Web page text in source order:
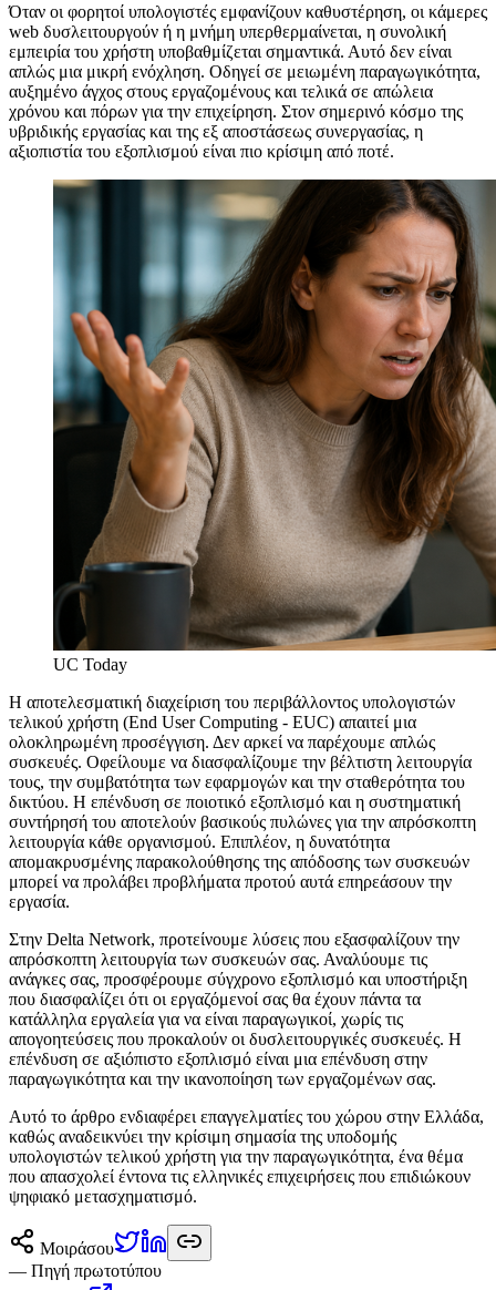
Όταν οι φορητοί υπολογιστές εμφανίζουν καθυστέρηση, οι κάμερες
web δυσλειτουργούν ή η μνήμη υπερθερμαίνεται, η συνολική
εμπειρία του χρήστη υποβαθμίζεται σημαντικά. Αυτό δεν είναι
απλώς μια μικρή ενόχληση. Οδηγεί σε μειωμένη παραγωγικότητα,
αυξημένο άγχος στους εργαζομένους και τελικά σε απώλεια
χρόνου και πόρων για την επιχείρηση. Στον σημερινό κόσμο της
υβριδικής εργασίας και της εξ αποστάσεως συνεργασίας, η
αξιοπιστία του εξοπλισμού είναι πιο κρίσιμη από ποτέ.
UC Today
Η αποτελεσματική διαχείριση του περιβάλλοντος υπολογιστών
τελικού χρήστη (End User Computing - EUC) απαιτεί μια
ολοκληρωμένη προσέγγιση. Δεν αρκεί να παρέχουμε απλώς
συσκευές. Οφείλουμε να διασφαλίζουμε την βέλτιστη λειτουργία
τους, την συμβατότητα των εφαρμογών και την σταθερότητα του
δικτύου. Η επένδυση σε ποιοτικό εξοπλισμό και η συστηματική
συντήρησή του αποτελούν βασικούς πυλώνες για την απρόσκοπτη
λειτουργία κάθε οργανισμού. Επιπλέον, η δυνατότητα
απομακρυσμένης παρακολούθησης της απόδοσης των συσκευών
μπορεί να προλάβει προβλήματα προτού αυτά επηρεάσουν την
εργασία.
Στην Delta Network, προτείνουμε λύσεις που εξασφαλίζουν την
απρόσκοπτη λειτουργία των συσκευών σας. Αναλύουμε τις
ανάγκες σας, προσφέρουμε σύγχρονο εξοπλισμό και υποστήριξη
που διασφαλίζει ότι οι εργαζόμενοί σας θα έχουν πάντα τα
κατάλληλα εργαλεία για να είναι παραγωγικοί, χωρίς τις
απογοητεύσεις που προκαλούν οι δυσλειτουργικές συσκευές. Η
επένδυση σε αξιόπιστο εξοπλισμό είναι μια επένδυση στην
παραγωγικότητα και την ικανοποίηση των εργαζομένων σας.
Αυτό το άρθρο ενδιαφέρει επαγγελματίες του χώρου στην Ελλάδα,
καθώς αναδεικνύει την κρίσιμη σημασία της υποδομής
υπολογιστών τελικού χρήστη για την παραγωγικότητα, ένα θέμα
που απασχολεί έντονα τις ελληνικές επιχειρήσεις που επιδιώκουν
ψηφιακό μετασχηματισμό.
Μοιράσου
— Πηγή πρωτοτύπου